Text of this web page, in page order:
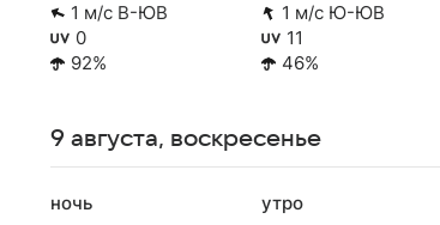
1 м/с В-ЮВ
0
92%
1 м/с Ю-ЮВ
11
46%
9 августа, воскресенье
ночь утро